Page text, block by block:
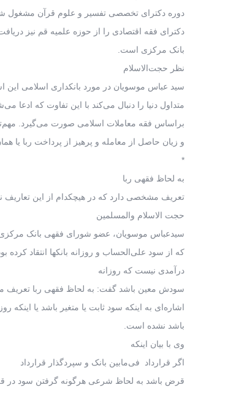
دوره دکترای تخصصی تفسیر و علوم قرآن مشغول شد و در سال ۱۳۸۴ این
دکترای فقه اقتصادی را از حوزه علمیه قم نیز
بانک مرکزی است.
نظر حجت‌الاسلام
سید عباس موسویان در مورد بانکداری اسلامی این
متداول دنیا را دنبال می‌کند با این تفاوت که ادعا
براساس فقه معاملات اسلامی صورت می‌گیرد.
و زیان حاصل از معامله و پرهیز از پرداخت ربا یا
*
به لحاظ فقهی ربا
تعریف مشخصی دارد که در هیچکدام از این تعاریف
حجت الاسلام والمسلمین
سیدعباس موسویان، عضو شورای فقهی بانک
که از سود علی‌الحساب و روزانه بانکها انتقاد
درآمدی نیست که روزانه
سودش معین باشد گفت: به لحاظ فقهی ربا تعریف
اشاره‌ای به اینکه سود ثابت یا متغیر باشد یا اینکه
باشد نشده است.
وی با بیان اینکه
اگر قرارداد فی‌مابین بانک و سپرد‌گذار قرارداد
قرض باشد به لحاظ شرعی هرگونه گرفتن سود در